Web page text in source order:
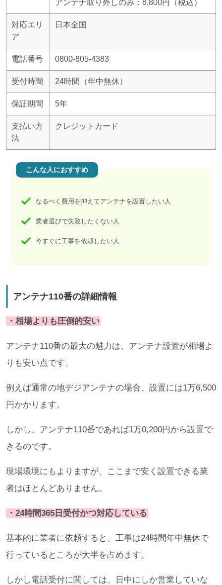
アンテナ取り外しのみ：8,800円（税込）
対応エリ
ア
日本全国
電話番号 0800-805-4383
受付時間 24時間（年中無休）
保証期間 5年
支払い方
法
クレジットカード
こんな人におすすめ
なるべく費用を抑えてアンテナを設置したい人
業者選びで失敗したくない人
今すぐに工事を依頼したい人
アンテナ110番の詳細情報
・相場よりも圧倒的安い
アンテナ110番の最大の魅力は、アンテナ設置が相場よ
りも安い点です。
例えば通常の地デジアンテナの場合、設置には1万6,500
円かかります。
しかし、アンテナ110番であれば1万0,200円から設置で
きるのです。
現場環境にもよりますが、ここまで安く設置できる業
者はほとんどありません。
・24時間365日受付かつ対応している
基本的に業者に依頼すると、工事は24時間年中無休で
行っているところが大半を占めます。
しかし電話受付に関しては、日中にしか営業していな